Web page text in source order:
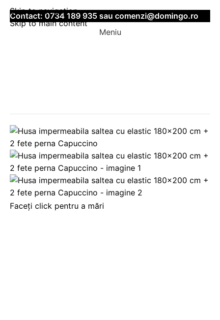
Skip to navigation
Skip to main content
Contact: 0734 189 935 sau comenzi@domingo.ro
Meniu
Faceți click pentru a mări